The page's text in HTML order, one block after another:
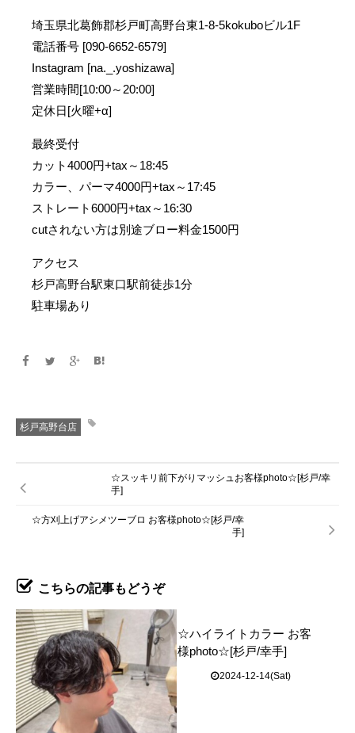
埼玉県北葛飾郡杉戸町高野台東1-8-5kokuboビル1F
電話番号 [090-6652-6579]
Instagram [na._.yoshizawa]
営業時間[10:00～20:00]
定休日[火曜+α]
最終受付
カット4000円+tax～18:45
カラー、パーマ4000円+tax～17:45
ストレート6000円+tax～16:30
cutされない方は別途ブロー料金1500円
アクセス
杉戸高野台駅東口駅前徒歩1分
駐車場あり
杉戸高野台店
☆スッキリ前下がりマッシュお客様photo☆[杉戸/幸
手]
☆方刈上げアシメツーブロ お客様photo☆[杉戸/幸
手]
こちらの記事もどうぞ
☆ハイライトカラー お客
様photo☆[杉戸/幸手]
2024-12-14(Sat)